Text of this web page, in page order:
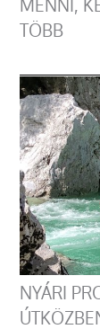
MENNI,
TÖBB
NYÁRI